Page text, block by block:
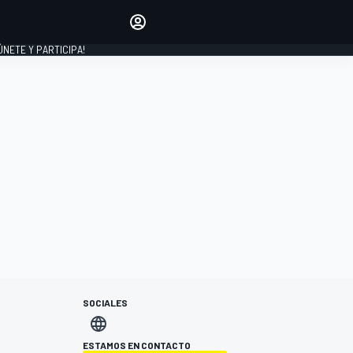
Y PARTICIPA!
SOCIALES
ESTAMOS EN CONTACTO